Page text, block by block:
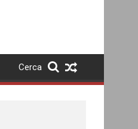
Cerca